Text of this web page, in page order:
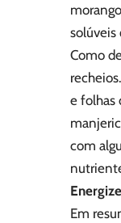
solúveis
Como
e folhas
com
Em